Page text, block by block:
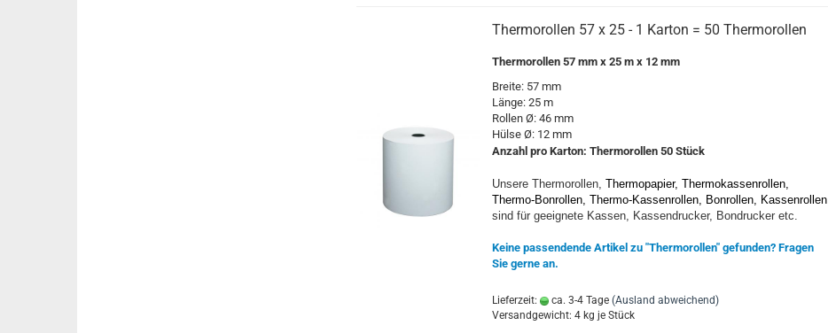
Thermorollen 57 x 25 - 1 Karton = 50 Thermorollen
Thermorollen 57 mm x 25 m x 12 mm
Breite: 57 mm
Länge: 25 m
Rollen Ø: 46 mm
Hülse Ø: 12 mm
Anzahl pro Karton: Thermorollen 50 Stück
Unsere Thermorollen, Thermopapier, Thermokassenrollen,
Thermo-Bonrollen, Thermo-Kassenrollen, Bonrollen, Kassenrollen
sind für geeignete Kassen, Kassendrucker, Bondrucker etc.
Keine passendende Artikel zu "Thermorollen" gefunden? Fragen
Sie gerne an.
Lieferzeit: ca. 3-4 Tage (Ausland abweichend)
Versandgewicht: 4 kg je Stück